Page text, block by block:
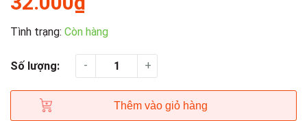
Tình trạng: Còn hàng
Số lượng: - +
Thêm vào giỏ hàng